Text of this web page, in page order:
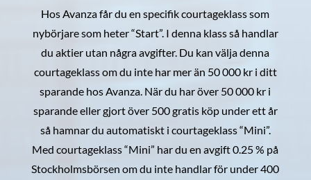
Hos Avanza får du en specifik courtageklass som
nybörjare som heter “Start”. I denna klass så handlar
du aktier utan några avgifter. Du kan välja denna
courtageklass om du inte har mer än 50 000 kr i ditt
sparande hos Avanza. När du har över 50 000 kr i
sparande eller gjort över 500 gratis köp under ett år
så hamnar du automatiskt i courtageklass “Mini”.
Med courtageklass “Mini” har du en avgift 0.25 % på
Stockholmsbörsen om du inte handlar för under 400